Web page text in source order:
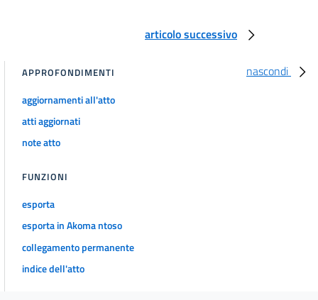
articolo successivo
nascondi
APPROFONDIMENTI
aggiornamenti all'atto
atti aggiornati
note atto
FUNZIONI
esporta
esporta in Akoma ntoso
collegamento permanente
indice dell'atto